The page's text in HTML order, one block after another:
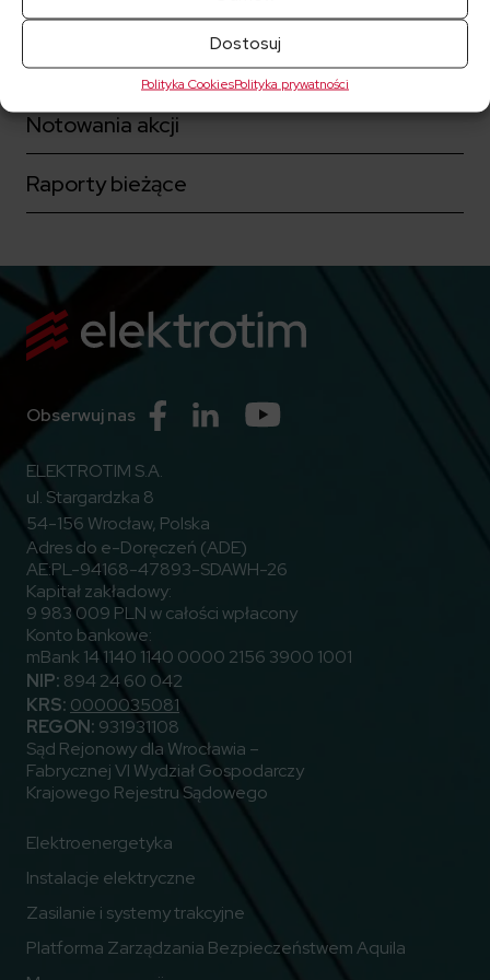
Dostosuj
Polityka CookiesPolityka prywatności
Ład korporacyjny
Notowania akcji
Raporty bieżące
Obserwuj nas Przejdź do Facebook
Przejdź do Linkedin
ELEKTROTIM S.A.
ul. Stargardzka 8
54-156 Wrocław, Polska
Adres do e-Doręczeń (ADE)
AE:PL-94168-47893-SDAWH-26
Kapitał zakładowy:
9 983 009 PLN w całości wpłacony
Konto bankowe:
mBank 14 1140 1140 0000 2156 3900 1001
NIP: 894 24 60 042
KRS: 0000035081
REGON: 931931108
Sąd Rejonowy dla Wrocławia –
Fabrycznej VI Wydział Gospodarczy
Krajowego Rejestru Sądowego
Elektroenergetyka
Instalacje elektryczne
Zasilanie i systemy trakcyjne
Platforma Zarządzania Bezpieczeństwem Aquila